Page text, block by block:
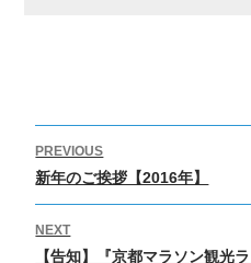
稿
ビ
ゲ
PREVIOUS
Previous
post:
新年のご挨拶【2016年】
NEXT
Next
【告知】『京都マラソン観光